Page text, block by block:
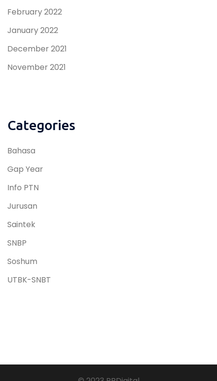
February 2022
January 2022
December 2021
November 2021
Categories
Bahasa
Gap Year
Info PTN
Jurusan
Saintek
SNBP
Soshum
UTBK-SNBT